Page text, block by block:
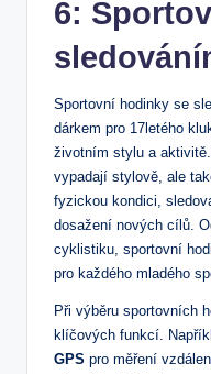
6:
Sportovní hodinky se
dárkem pro 17letého
životním stylu a
vypadají stylově, ale
fyzickou kondici,
dosažení nových cílů.
cyklistiku, sportovní
pro každého mladého
Při výběru sportovních
klíčových funkcí.
GPS pro měření